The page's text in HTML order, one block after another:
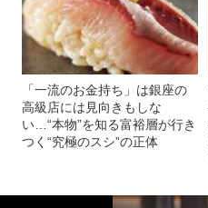
「一流のお金持ち」は銀座の
高級店には見向きもしな
い…“本物”を知る富裕層が行き
つく“究極のスシ”の正体